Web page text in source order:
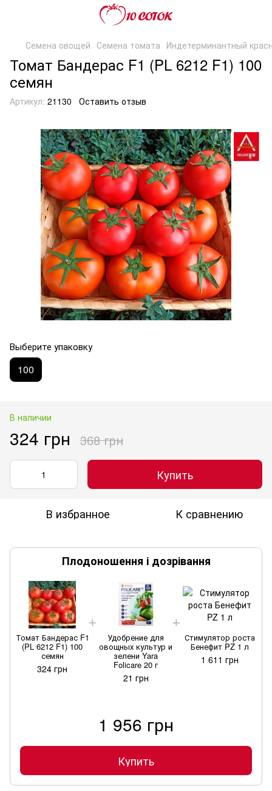
Семена овощей Семена томата Индетерминантный
Томат Бандерас F1 (PL 6212 F1) 100
семян
Артикул: 21130 Оставить отзыв
Выберите упаковку
100
В наличии
324 грн 368 грн
Купить
В избранное К сравнению
Плодоношення і дозрівання
Томат Бандерас F1
(PL 6212 F1) 100
семян
324 грн
Удобрение для
овощных культур и
зелени Yara
Folicare 20 г
21 грн
Стимулятор роста
Бенефит PZ 1 л
1 611 грн
1 956 грн
Купить